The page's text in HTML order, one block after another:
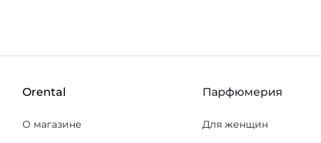
Orental
О магазине
Парфюмерия
Для женщин